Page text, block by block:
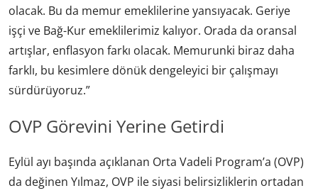
olacak. Bu da memur emeklilerine yansıyacak. Geriye
işçi ve Bağ-Kur emeklilerimiz kalıyor. Orada da oransal
artışlar, enflasyon farkı olacak. Memurunki biraz daha
farklı, bu kesimlere dönük dengeleyici bir çalışmayı
sürdürüyoruz.”
OVP Görevini Yerine Getirdi
Eylül ayı başında açıklanan Orta Vadeli Program’a (OVP)
da değinen Yılmaz, OVP ile siyasi belirsizliklerin ortadan